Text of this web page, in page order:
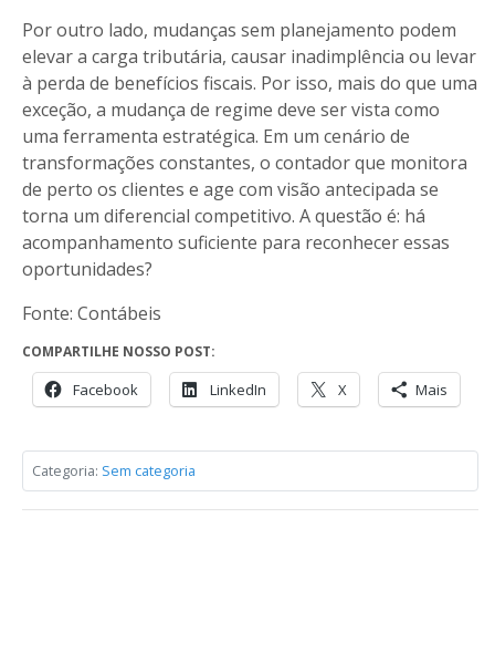
Por outro lado, mudanças sem planejamento podem
elevar a carga tributária, causar inadimplência ou levar
à perda de benefícios fiscais. Por isso, mais do que uma
exceção, a mudança de regime deve ser vista como
uma ferramenta estratégica. Em um cenário de
transformações constantes, o contador que monitora
de perto os clientes e age com visão antecipada se
torna um diferencial competitivo. A questão é: há
acompanhamento suficiente para reconhecer essas
oportunidades?
Fonte: Contábeis
COMPARTILHE NOSSO POST:
Facebook LinkedIn X Mais
Categoria: Sem categoria